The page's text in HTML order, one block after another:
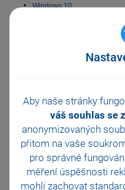
Aby naše stránky
váš souhlas se
anonymizovaných
přitom na vaše
pro správné
měření úspěšnosti
mohli zachovat
Windows 10
Elektronická podání
Datové schránky
Obchodní činnost
33 vychytávek pro
automatizaci Pohody
Platební terminály
Doporučení pro zálohování
Zabezpečení
Příspěvkové organizace